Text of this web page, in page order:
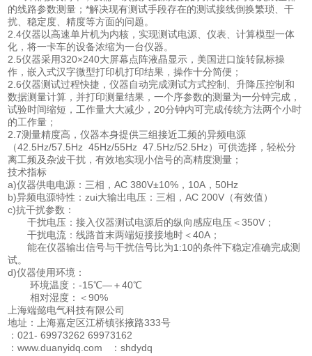
的线路参数测量；*解决现有测试手段存在的测试接线倒换繁琐、干
扰、稳定度、精度等方面的问题。
2.4仪器以高速单片机为内核，实现测试电源、仪表、计算模型一体
化，将一卡车的设备浓缩为一台仪器。
2.5仪器采用320×240大屏幕点阵液晶显示，美国进口旋转鼠标操
作，嵌入式汉字微型打印机打印结果，操作十分简便；
2.6仪器测试过程快捷，仪器自动完成测试方式控制、升降压控制和
数据测量计算，并打印测量结果，一个序参数的测量为一分钟完成，
试验时间缩短，工作量大大减少，20分钟内可完成传统方法两个小时
的工作量；
2.7测量精度高，仪器本身提供三组接近工频的异频电源
（42.5Hz/57.5Hz 45Hz/55Hz 47.5Hz/52.5Hz）可供选择，轻松分
离工频及杂波干扰，有效地实现小信号的高精度测量；
技术指标
a)仪器供电电源：三相，AC 380V±10%，10A，50Hz
b)异频电源特性：zui大输出电压：三相，AC 200V（有效值）
c)抗干扰参数：
干扰电压：接入仪器测试电源后的纵向感应电压＜350V；
干扰电流：线路首末两端短接接地时＜40A；
能在仪器输出信号与干扰信号比为1:10的条件下稳定准确完成测
试。
d)仪器使用环境：
环境温度：-15℃—＋40℃
相对湿度：＜90%
上海端懿电气科技有限公司
地址：上海嘉定区江桥镇张掖路333号
：021- 69973262 69973162
：www.duanyidq.com ：shdydq